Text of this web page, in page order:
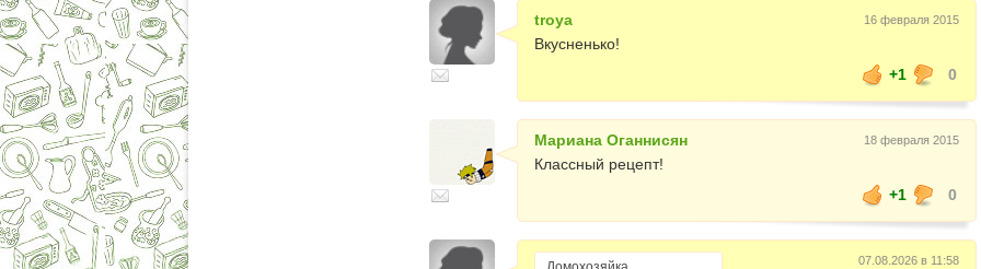
troya 16 февраля 2015
Вкусненько!
+1
0
Мариана Оганнисян 18 февраля 2015
Классный рецепт!
+1
0
07.08.2026 в 11:58